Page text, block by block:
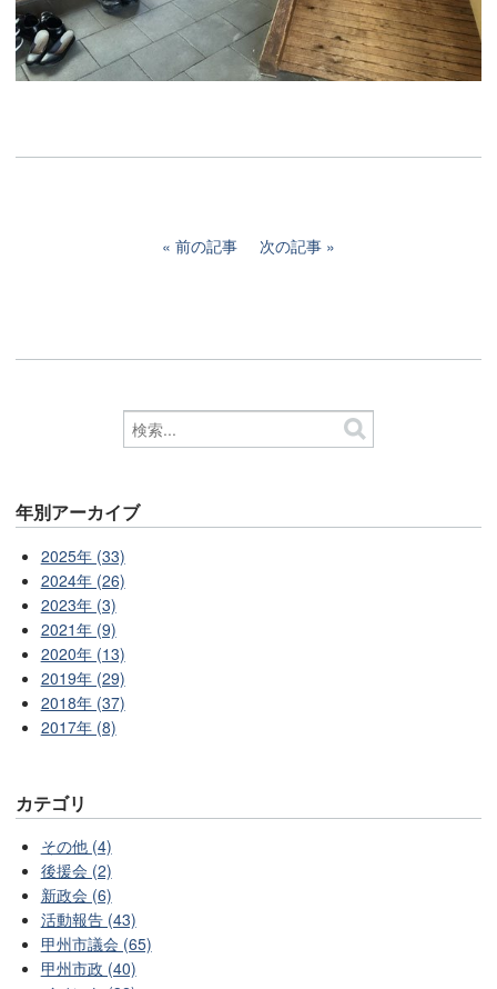
前の記事 次の記事
年別アーカイブ
2025年 (33)
2024年 (26)
2023年 (3)
2021年 (9)
2020年 (13)
2019年 (29)
2018年 (37)
2017年 (8)
カテゴリ
その他 (4)
後援会 (2)
新政会 (6)
活動報告 (43)
甲州市議会 (65)
甲州市政 (40)